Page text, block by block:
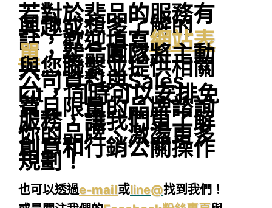
若對於斐品的服務有
興趣或想多了解的
話，歡迎填寫網站表
單，斐品團隊將主動
與您聯繫並提供相關
公司資料與Sales
kit，同時可以安排免
費且限量的品牌諮詢
服務，讓我們更了解
你的品牌、激盪更多
創意和行銷公關操作
規劃！
也可以透過e-mail或line@找到我們！